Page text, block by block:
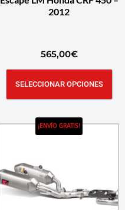
2012
565,00€
SELECCIONAR OPCIONES
¡ENVÍO GRATIS!